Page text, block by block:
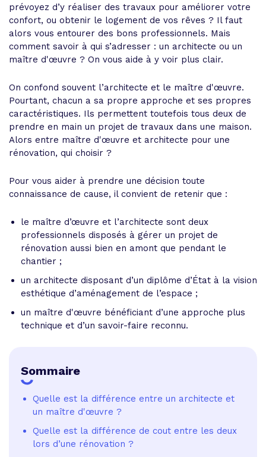
prévoyez d’y réaliser des travaux pour améliorer votre
confort, ou obtenir le logement de vos rêves ? Il faut
alors vous entourer des bons professionnels. Mais
comment savoir à qui s’adresser : un architecte ou un
maître d'œuvre ? On vous aide à y voir plus clair.
On confond souvent l’architecte et le maître d'œuvre.
Pourtant, chacun a sa propre approche et ses propres
caractéristiques. Ils permettent toutefois tous deux de
prendre en main un projet de travaux dans une maison.
Alors entre maître d'œuvre et architecte pour une
rénovation, qui choisir ?
Pour vous aider à prendre une décision toute
connaissance de cause, il convient de retenir que :
le maître d’œuvre et l’architecte sont deux
professionnels disposés à gérer un projet de
rénovation aussi bien en amont que pendant le
chantier ;
un architecte disposant d’un diplôme d’État à la vision
esthétique d’aménagement de l’espace ;
un maître d'œuvre bénéficiant d’une approche plus
technique et d’un savoir-faire reconnu.
Sommaire
Quelle est la différence entre un architecte et
un maître d'œuvre ?
Quelle est la différence de cout entre les deux
lors d’une rénovation ?